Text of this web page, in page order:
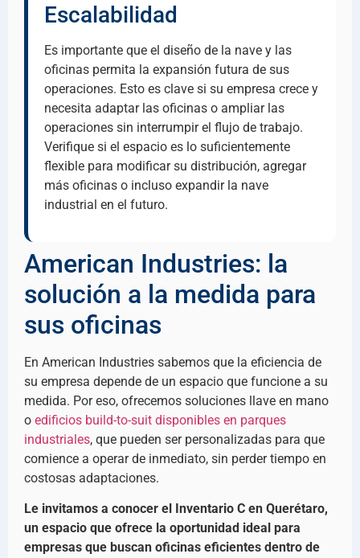
Escalabilidad
Es importante que el diseño de la nave y las
oficinas permita la expansión futura de sus
operaciones. Esto es clave si su empresa crece y
necesita adaptar las oficinas o ampliar las
operaciones sin interrumpir el flujo de trabajo.
Verifique si el espacio es lo suficientemente
flexible para modificar su distribución, agregar
más oficinas o incluso expandir la nave
industrial en el futuro.
American Industries: la
solución a la medida para
sus oficinas
En American Industries sabemos que la eficiencia de
su empresa depende de un espacio que funcione a su
medida. Por eso, ofrecemos soluciones llave en mano
o edificios build-to-suit disponibles en parques
industriales, que pueden ser personalizadas para que
comience a operar de inmediato, sin perder tiempo en
costosas adaptaciones.
Le invitamos a conocer el Inventario C en Querétaro,
un espacio que ofrece la oportunidad ideal para
empresas que buscan oficinas eficientes dentro de